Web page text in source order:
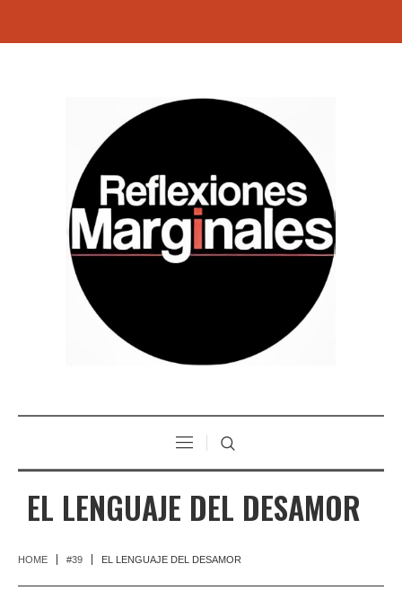
EL LENGUAJE DEL DESAMOR
HOME #39 EL LENGUAJE DEL DESAMOR